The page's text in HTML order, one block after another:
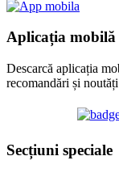
Aplicația mobilă
Descarcă aplicația
recomandări și
Secțiuni speciale